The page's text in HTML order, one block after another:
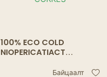
100% ECO COLD
NIOPERICATIACT
CUPLATE CUPLYБайцаалт